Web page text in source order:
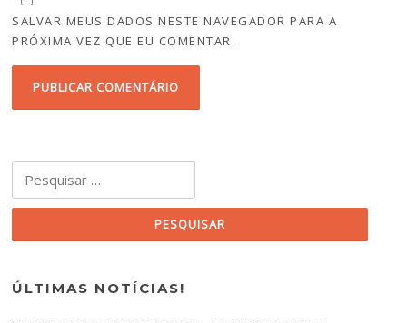
SALVAR MEUS DADOS NESTE NAVEGADOR PARA A
PRÓXIMA VEZ QUE EU COMENTAR.
ÚLTIMAS NOTÍCIAS!